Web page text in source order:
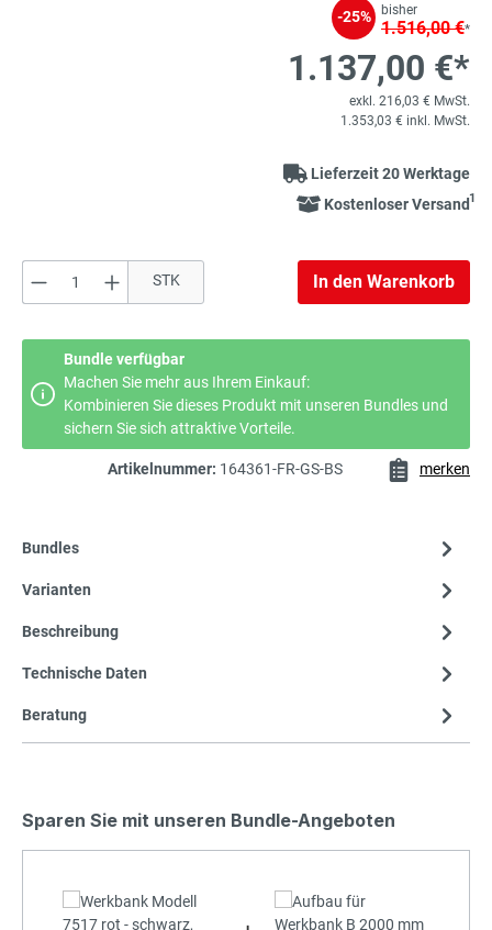
-25% bisher
1.516,00 €*
1.137,00 €*
exkl. 216,03 € MwSt.
1.353,03 € inkl. MwSt.
Lieferzeit 20 Werktage
Kostenloser Versand1
Produkt Anzahl: Gib den gewünschten
STK In den Warenkorb
Bundle verfügbar
Machen Sie mehr aus Ihrem Einkauf:
Kombinieren Sie dieses Produkt mit unseren Bundles und
sichern Sie sich attraktive Vorteile.
Artikelnummer: 164361-FR-GS-BS merken
Bundles
Varianten
Beschreibung
Technische Daten
Beratung
Sparen Sie mit unseren Bundle-Angeboten